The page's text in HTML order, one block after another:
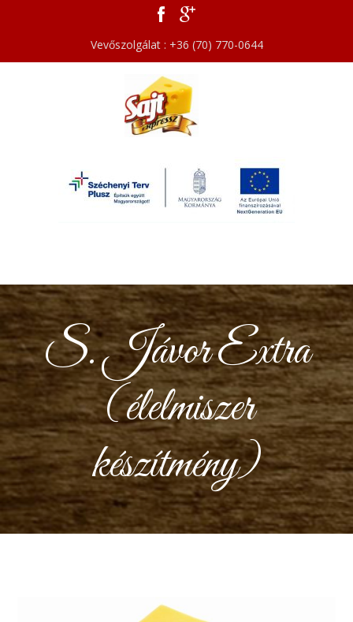
Vevőszolgálat : +36 (70) 770-0644
S. Jávor Extra
(élelmiszer
készítmény)